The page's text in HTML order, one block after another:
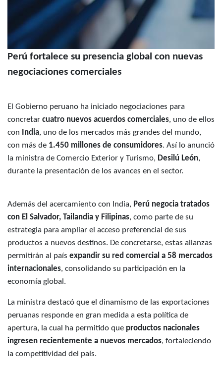
Perú fortalece su presencia global con nuevas
negociaciones comerciales
El Gobierno peruano ha iniciado negociaciones para
concretar cuatro nuevos acuerdos comerciales, uno de ellos
con
India, uno de los mercados más grandes del mundo,
con más de 1.450 millones de consumidores. Así lo anunció
la ministra de Comercio Exterior y Turismo, Desilú León,
durante la presentación de los avances en el sector.
Además del acercamiento con India, Perú negocia tratados
con El Salvador, Tailandia y Filipinas, como parte de su
estrategia para ampliar el acceso preferencial de sus
productos a nuevos destinos. De concretarse, estas alianzas
permitirán al país expandir su red comercial a 58 mercados
internacionales, consolidando su participación en la
economía global.
La ministra destacó que el dinamismo de las exportaciones
peruanas responde en gran medida a esta política de
apertura, la cual ha permitido que productos nacionales
ingresen recientemente a nuevos mercados, fortaleciendo
la competitividad del país.